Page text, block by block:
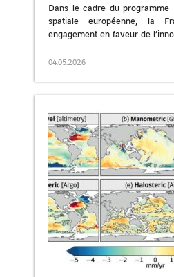
Dans le cadre du programme
spatiale européenne, la
engagement en faveur de
04.05.2026